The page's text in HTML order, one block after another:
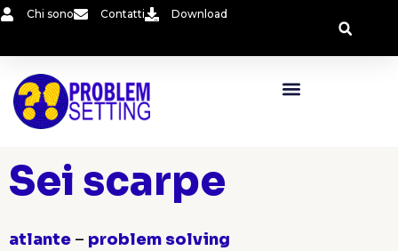
Vai
contenuto
Chi sono Contatti Download
Sei scarpe
atlante – problem solving